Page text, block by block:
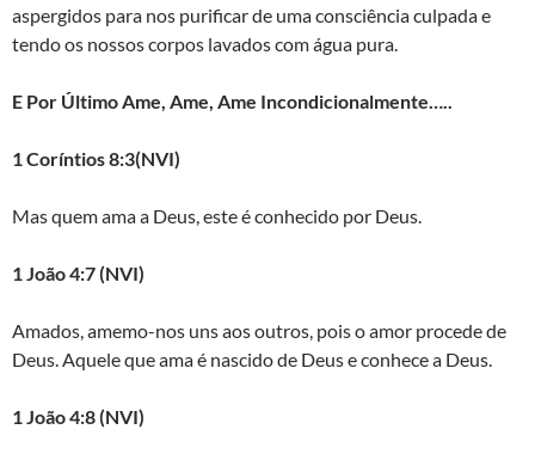
aspergidos para nos purificar de uma consciência culpada e
tendo os nossos corpos lavados com água pura.
E Por Último Ame, Ame, Ame Incondicionalmente…..
1 Coríntios 8:3(NVI)
Mas quem ama a Deus, este é conhecido por Deus.
1 João 4:7 (NVI)
Amados, amemo-nos uns aos outros, pois o amor procede de
Deus. Aquele que ama é nascido de Deus e conhece a Deus.
1 João 4:8 (NVI)